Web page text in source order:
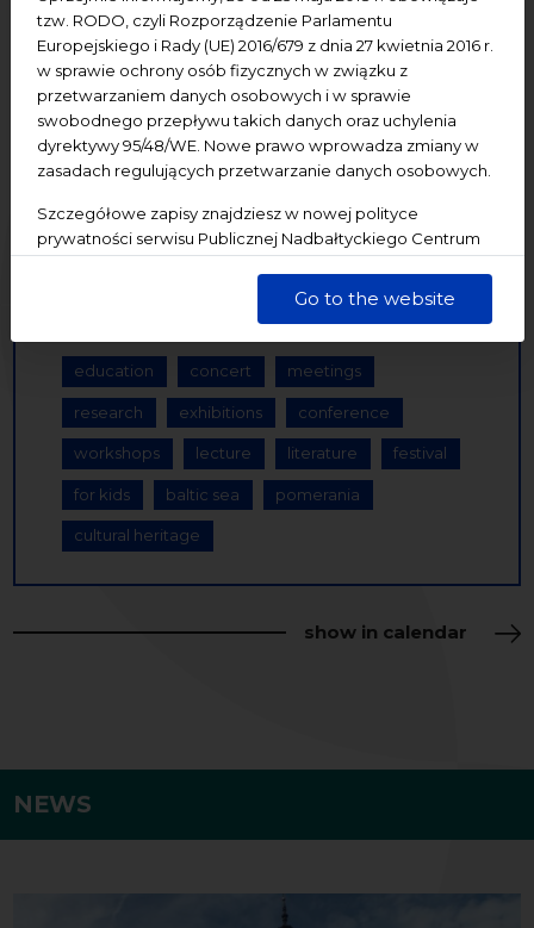
tzw. RODO, czyli Rozporządzenie Parlamentu
Europejskiego i Rady (UE) 2016/679 z dnia 27 kwietnia 2016 r.
w sprawie ochrony osób fizycznych w związku z
przetwarzaniem danych osobowych i w sprawie
swobodnego przepływu takich danych oraz uchylenia
dyrektywy 95/48/WE. Nowe prawo wprowadza zmiany w
zasadach regulujących przetwarzanie danych osobowych.
Szczegółowe zapisy znajdziesz w nowej polityce
prywatności serwisu Publicznej Nadbałtyckiego Centrum
dane są przetwarzane w sposób bezpieczny, z należytą
Go to the website
27 28 29 30 31 1 2
5 8
10 11 12 13 14 15 16
17 18 19 20 21 22 23
25 26 28 29
education concert meetings
research exhibitions conference
workshops lecture literature festival
for kids baltic sea pomerania
cultural heritage
show in calendar
NEWS